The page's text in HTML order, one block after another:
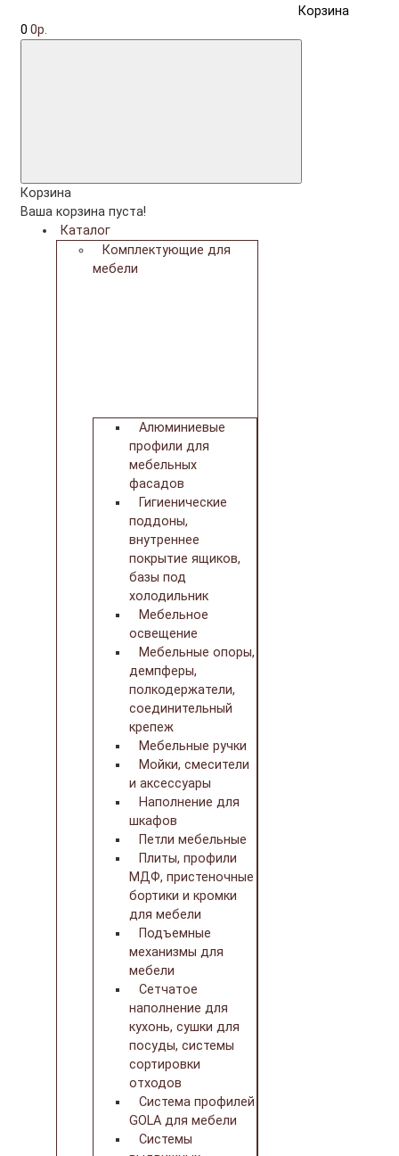
Корзина
0 0р.
Корзина
Ваша корзина пуста!
Каталог
Комплектующие для
мебели
Алюминиевые
профили для
мебельных
фасадов
Гигиенические
поддоны,
внутреннее
покрытие ящиков,
базы под
холодильник
Мебельное
освещение
Мебельные опоры,
демпферы,
полкодержатели,
соединительный
крепеж
Мебельные ручки
Мойки, смесители
и аксессуары
Наполнение для
шкафов
Петли мебельные
Плиты, профили
МДФ, пристеночные
бортики и кромки
для мебели
Подъемные
механизмы для
мебели
Сетчатое
наполнение для
кухонь, сушки для
посуды, системы
сортировки
отходов
Система профилей
GOLA для мебели
Системы